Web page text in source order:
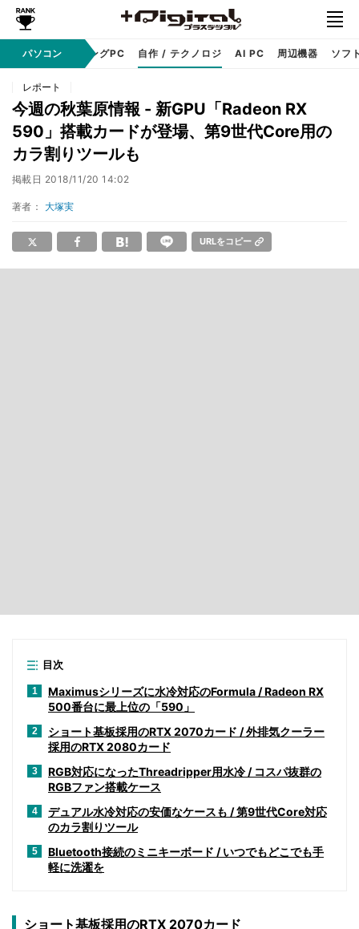
パソコン
PC本体 ゲーミングPC 自作 / テクノロジ AI PC 周辺機器 ソフ
レポート
今週の秋葉原情報 - 新GPU「Radeon RX
590」搭載カードが登場、第9世代Core用の
カラ割りツールも
掲載日 2018/11/20 14:02
著者： 大塚実
URLをコピー
目次
1
Maximusシリーズに水冷対応のFormula / Radeon RX
500番台に最上位の「590」
2
ショート基板採用のRTX 2070カード / 外排気クーラー
採用のRTX 2080カード
3
RGB対応になったThreadripper用水冷 / コスパ抜群の
RGBファン搭載ケース
4
デュアル水冷対応の安価なケースも / 第9世代Core対応
のカラ割りツール
5
Bluetooth接続のミニキーボード / いつでもどこでも手
軽に洗濯を
ショート基板採用のRTX 2070カード